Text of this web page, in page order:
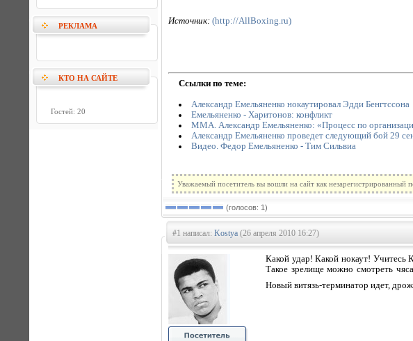
РЕКЛАМА
КТО НА САЙТЕ
Гостей: 20
Источник: (http://AllBoxing.ru)
Ссылки по теме:
Александр Емельяненко нокаутировал Эдди Бенгтссона
Емельяненко - Харитонов: конфликт
MMA. Александр Емельяненко: «Процесс по
Александр Емельяненко проведет следующий бой 29
Видео. Федор Емельяненко - Тим Сильвиа
Уважаемый посетитель вы вошли на сайт как незарегистрированный
(голосов: 1)
#1 написал: Kostya (26 апреля 2010 16:27)
Какой удар! Какой нокаут! Учитесь
Такое зрелище можно смотреть
Новый витязь-терминатор идет,